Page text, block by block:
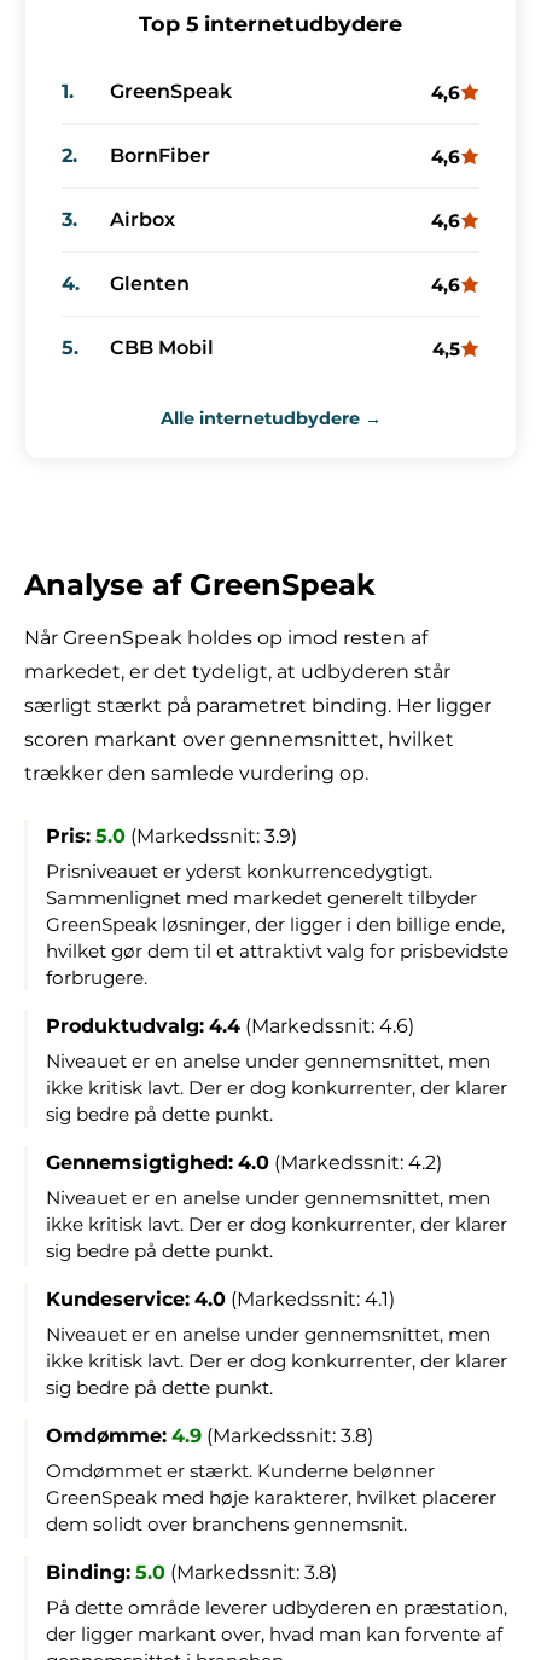
Top 5 internetudbydere
1. GreenSpeak 4,6
2. BornFiber 4,6
3. Airbox 4,6
4. Glenten 4,6
5. CBB Mobil 4,5
Alle internetudbydere →
Analyse af GreenSpeak
Når GreenSpeak holdes op imod resten af
markedet, er det tydeligt, at udbyderen står
særligt stærkt på parametret binding. Her ligger
scoren markant over gennemsnittet, hvilket
trækker den samlede vurdering op.
Pris: 5.0 (Markedssnit: 3.9)
Prisniveauet er yderst konkurrencedygtigt.
Sammenlignet med markedet generelt tilbyder
GreenSpeak løsninger, der ligger i den billige ende,
hvilket gør dem til et attraktivt valg for prisbevidste
forbrugere.
Produktudvalg: 4.4 (Markedssnit: 4.6)
Niveauet er en anelse under gennemsnittet, men
ikke kritisk lavt. Der er dog konkurrenter, der klarer
sig bedre på dette punkt.
Gennemsigtighed: 4.0 (Markedssnit: 4.2)
Niveauet er en anelse under gennemsnittet, men
ikke kritisk lavt. Der er dog konkurrenter, der klarer
sig bedre på dette punkt.
Kundeservice: 4.0 (Markedssnit: 4.1)
Niveauet er en anelse under gennemsnittet, men
ikke kritisk lavt. Der er dog konkurrenter, der klarer
sig bedre på dette punkt.
Omdømme: 4.9 (Markedssnit: 3.8)
Omdømmet er stærkt. Kunderne belønner
GreenSpeak med høje karakterer, hvilket placerer
dem solidt over branchens gennemsnit.
Binding: 5.0 (Markedssnit: 3.8)
På dette område leverer udbyderen en præstation,
der ligger markant over, hvad man kan forvente af